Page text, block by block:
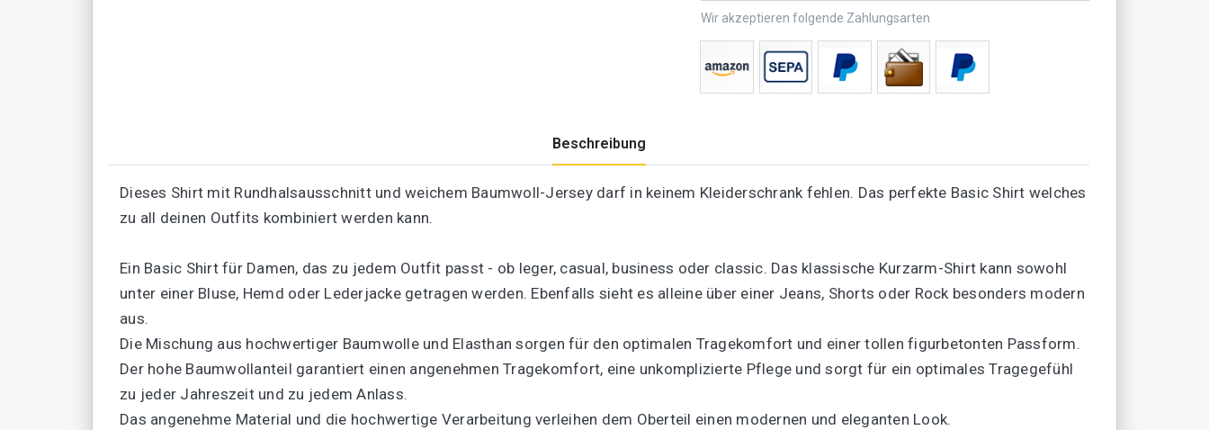
Wir akzeptieren folgende Zahlungsarten
Beschreibung
Dieses Shirt mit Rundhalsausschnitt und weichem Baumwoll-Jersey darf in keinem Kleiderschrank fehlen. Das perfekte Basic Shirt welches
zu all deinen Outfits kombiniert werden kann.
Ein Basic Shirt für Damen, das zu jedem Outfit passt - ob leger, casual, business oder classic. Das klassische Kurzarm-Shirt kann sowohl
unter einer Bluse, Hemd oder Lederjacke getragen werden. Ebenfalls sieht es alleine über einer Jeans, Shorts oder Rock besonders modern
aus.
Die Mischung aus hochwertiger Baumwolle und Elasthan sorgen für den optimalen Tragekomfort und einer tollen figurbetonten Passform.
Der hohe Baumwollanteil garantiert einen angenehmen Tragekomfort, eine unkomplizierte Pflege und sorgt für ein optimales Tragegefühl
zu jeder Jahreszeit und zu jedem Anlass.
Das angenehme Material und die hochwertige Verarbeitung verleihen dem Oberteil einen modernen und eleganten Look.